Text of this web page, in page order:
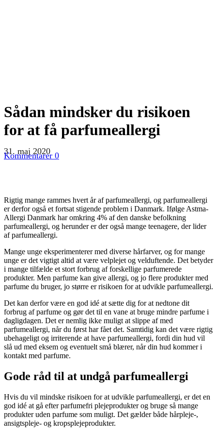
Sådan mindsker du risikoen
for at få parfumeallergi
31. maj 2020
Kommentarer 0
Rigtig mange rammes hvert år af parfumeallergi, og parfumeallergi
er derfor også et fortsat stigende problem i Danmark. Ifølge Astma-
Allergi Danmark har omkring 4% af den danske befolkning
parfumeallergi, og herunder er der også mange teenagere, der lider
af parfumeallergi.
Mange unge eksperimenterer med diverse hårfarver, og for mange
unge er det vigtigt altid at være velplejet og velduftende. Det betyder
i mange tilfælde et stort forbrug af forskellige parfumerede
produkter. Men parfume kan give allergi, og jo flere produkter med
parfume du bruger, jo større er risikoen for at udvikle parfumeallergi.
Det kan derfor være en god idé at sætte dig for at nedtone dit
forbrug af parfume og gør det til en vane at bruge mindre parfume i
dagligdagen. Det er nemlig ikke muligt at slippe af med
parfumeallergi, når du først har fået det. Samtidig kan det være rigtig
ubehageligt og irriterende at have parfumeallergi, fordi din hud vil
slå ud med eksem og eventuelt små blærer, når din hud kommer i
kontakt med parfume.
Gode råd til at undgå parfumeallergi
Hvis du vil mindske risikoen for at udvikle parfumeallergi, er det en
god idé at gå efter parfumefri plejeprodukter og bruge så mange
produkter uden parfume som muligt. Det gælder både hårpleje-,
ansigtspleje- og kropsplejeprodukter.